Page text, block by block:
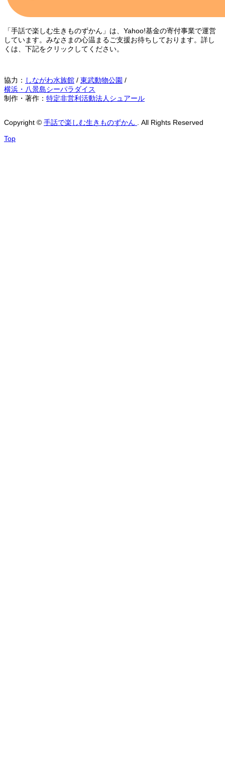
「手話で楽しむ生きものずかん」は、Yahoo!基金の寄付事業で運営
しています。みなさまの心温まるご支援お待ちしております。詳し
くは、下記をクリックしてください。
協力： しながわ水族館 / 東武動物公園 /
横浜・八景島シーパラダイス
制作・著作： 特定非営利活動法人シュアール
Copyright © 手話で楽しむ生きものずかん
. All Rights Reserved
Top